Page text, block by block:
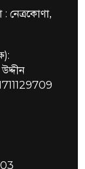
নেত্রকোণা,